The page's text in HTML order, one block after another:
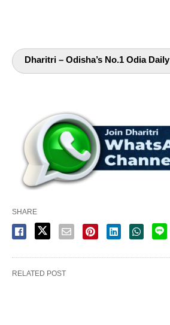
Dharitri – Odisha’s No.1 Odia Daily
SHARE
RELATED POST